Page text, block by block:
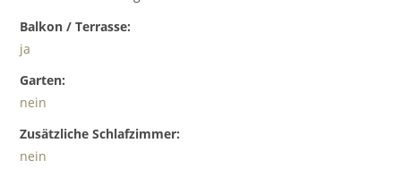
Balkon / Terrasse:
ja
Garten:
nein
Zusätzliche Schlafzimmer:
nein